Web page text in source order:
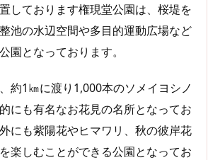
しております権現堂公園は、桜堤を
池の水辺空間や多目的運動広場など
園となっております。
約1㎞に渡り1,000本のソメイヨシノ
にも有名なお花見の名所となってお
にも紫陽花やヒマワリ、秋の彼岸花
楽しむことができる公園となってお